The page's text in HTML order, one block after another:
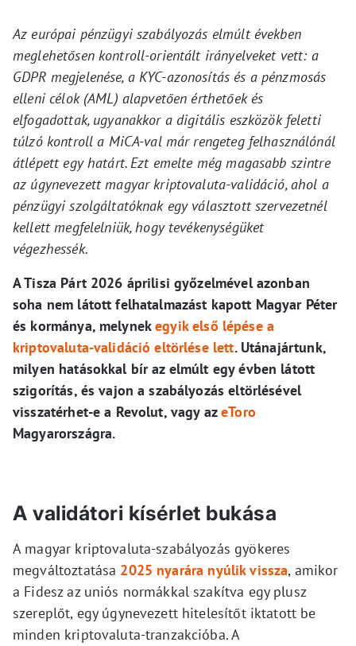
Az európai pénzügyi szabályozás elmúlt években
meglehetősen kontroll-orientált irányelveket vett: a
GDPR megjelenése, a KYC-azonosítás és a pénzmosás
elleni célok (AML) alapvetően érthetőek és
elfogadottak, ugyanakkor a digitális eszközök feletti
túlzó kontroll a MiCA-val már rengeteg felhasználónál
átlépett egy határt. Ezt emelte még magasabb szintre
az úgynevezett magyar kriptovaluta-validáció, ahol a
pénzügyi szolgáltatóknak egy választott szervezetnél
kellett megfelelniük, hogy tevékenységüket
végezhessék.
A Tisza Párt 2026 áprilisi győzelmével azonban
soha nem látott felhatalmazást kapott Magyar Péter
és kormánya, melynekegyik első lépése a
kriptovaluta-validáció eltörlése lett. Utánajártunk,
milyen hatásokkal bír az elmúlt egy évben látott
szigorítás, és vajon a szabályozás eltörlésével
visszatérhet-e a Revolut, vagy azeToro
Magyarországra.
A validátori kísérlet bukása
A magyar kriptovaluta-szabályozás gyökeres
megváltoztatása 2025 nyarára nyúlik vissza, amikor
a Fidesz az uniós normákkal szakítva egy plusz
szereplőt, egy úgynevezett hitelesítőt iktatott be
minden kriptovaluta-tranzakcióba. A